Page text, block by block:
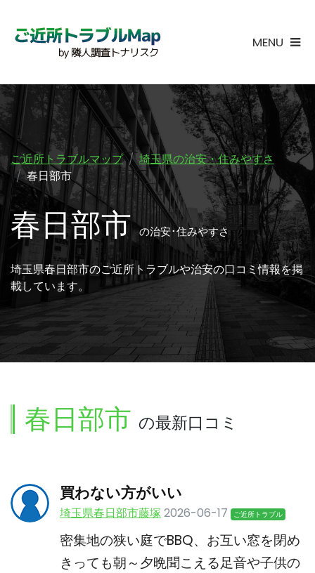
MENU
ご近所トラブルマップ
埼玉県の治安・住みやすさ
春日部市
春日部市の治安･住みやすさ
埼玉県春日部市のご近所トラブルや治安の口コミ情報を掲
載しています。
春日部市 の最新口コミ
買わない方がいい
埼玉県春日部市藤塚 2026-06-17 ご近所トラブル
密集地の狭い庭でBBQ、お互い窓を閉め
きっても朝～夕晩聞こえる足音や子供の